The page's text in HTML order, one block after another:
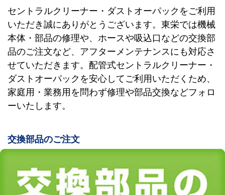
セントラルクリーナー・ダストオーパックをご利用
いただき誠にありがとうございます。東栄では機械
本体・部品の修理や、ホースや吸込口などの交換部
品のご注文など、アフターメンテナンスにも対応さ
せていただきます。配管式セントラルクリーナー・
ダストオーパックを安心してご利用いただくため、
家庭用・業務用を問わず修理や部品交換などフォロ
ーいたします。
交換部品のご注文